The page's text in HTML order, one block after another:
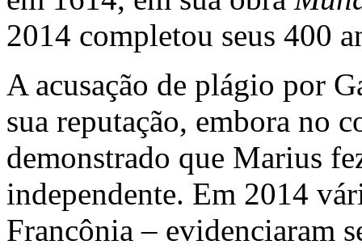
2014 completou seus 400
A acusação de plágio por
sua reputação, embora no
demonstrado que Marius
independente. Em 2014
Francônia – evidenciaram